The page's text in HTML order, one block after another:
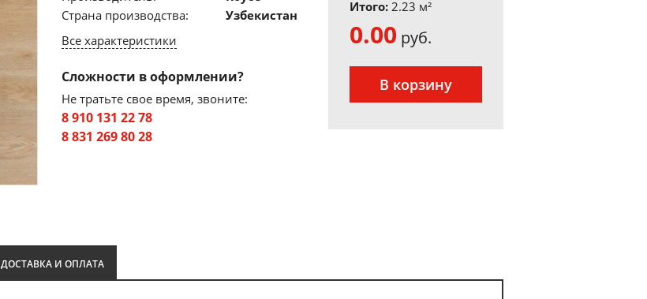
Страна производства:
Узбекистан
Все характеристики
Сложности в оформлении?
Не тратьте свое время, звоните:
8 910 131 22 78
8 831 269 80 28
Итого: 2.23 м²
0.00 руб.
В корзину
ДОСТАВКА И ОПЛАТА